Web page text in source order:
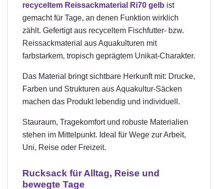
recyceltem Reissackmaterial Ri70 gelb ist
gemacht für Tage, an denen Funktion wirklich
zählt. Gefertigt aus recyceltem Fischfutter- bzw.
Reissackmaterial aus Aquakulturen mit
farbstarkem, tropisch geprägtem Unikat-Charakter.
Das Material bringt sichtbare Herkunft mit: Drucke,
Farben und Strukturen aus Aquakultur-Säcken
machen das Produkt lebendig und individuell.
Stauraum, Tragekomfort und robuste Materialien
stehen im Mittelpunkt. Ideal für Wege zur Arbeit,
Uni, Reise oder Freizeit.
Rucksack für Alltag, Reise und
bewegte Tage